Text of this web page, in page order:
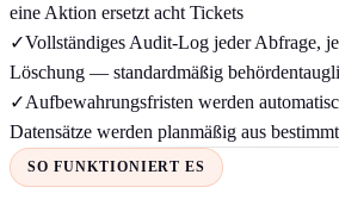
eine Aktion ersetzt acht Tickets
✓Vollständiges Audit-Log jeder Abfrage,
Löschung — standardmäßig
✓Aufbewahrungsfristen werden
Datensätze werden planmäßig aus
SO FUNKTIONIERT ES